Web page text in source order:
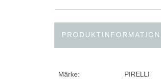
PRODUKTINFORMATION
Märke: PIRELLI